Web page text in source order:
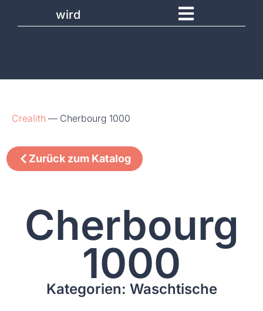
wird
Crealith — Cherbourg 1000
Zurück zum Katalog
Cherbourg
1000
Kategorien: Waschtische